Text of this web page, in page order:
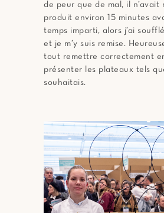
de peur que de mal, il n’avait
produit environ 15 minutes
temps imparti, alors j’ai
et je m’y suis remise.
tout remettre correctement
présenter les plateaux tels
souhaitais.